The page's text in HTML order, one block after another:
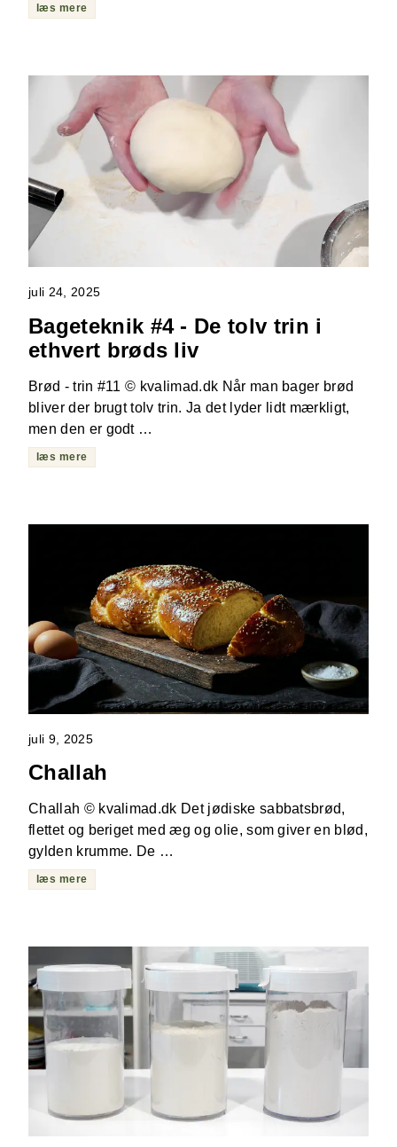
læs mere
juli 24, 2025
Bageteknik #4 - De tolv trin i
ethvert brøds liv
Brød - trin #11 © kvalimad.dk Når man bager brød
bliver der brugt tolv trin. Ja det lyder lidt mærkligt,
men den er godt …
læs mere
juli 9, 2025
Challah
Challah © kvalimad.dk Det jødiske sabbatsbrød,
flettet og beriget med æg og olie, som giver en blød,
gylden krumme. De …
læs mere